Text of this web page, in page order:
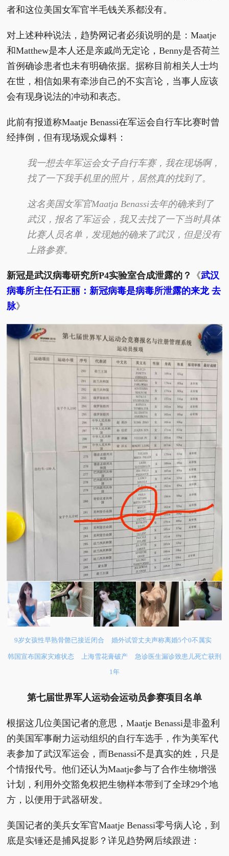
者和这位美国女军官半毛钱关系都没有。
对上述种种说法，趋势网记者必须说明的是：Maatje
和Matthew是本人还是亲戚尚无定论，Benny是否荷兰
首例确诊患者也未有明确依据。据称目前相关人士均
在世，相信如果有牵涉自己的不实言论，当事人应该
会有现身说法的冲动和表态。
此前有报道称Maatje Benassi在军运会自行车比赛时曾
经摔倒，但有现场观众爆料：
我一想去年军运会女子自行车赛，我在现场啊，
找了一下我手机里的照片，居然真的找到了。
这名美国女军官Maatja Benassi去年的确来到了
武汉，报名了军运会，我又去找了一下当时具体
比赛人员名单，发现她的确来了武汉，但是没有
上路参赛。
新冠是武汉病毒研究所P4实验室合成泄露的？ 《武汉
病毒所主任石正丽：新冠病毒是病毒所泄露的来龙 去
脉》
9岁女孩性早熟骨骼已接近闭合 婚外试管丈夫声称离婚5个0不属实
韩国宣布国家灾难状态 上海雪花膏破产
急诊医生漏诊致患儿死亡获刑
1年
第七届世界军人运动会运动员参赛项目名单
根据这几位美国记者的意思，Maatje Benassi是非盈利
的美国军事耐力运动组织的自行车选手，作为美军代
表参加了武汉军运会，而Benassi不是真实的姓，只是
个情报代号。他们还认为Maatje参与了合作生物增强
计划，利用外交豁免权把生物样本带到了全球29个地
方，以便用于武器研发。
美国记者的美兵女军官Maatje Benassi零号病人论，到
底是实锤还是捕风捉影？详见趋势网后续跟进：